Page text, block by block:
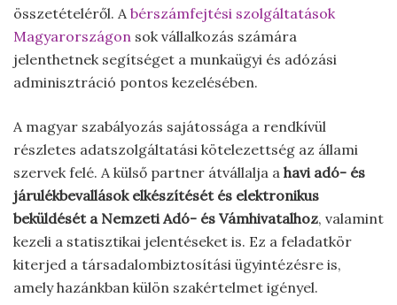
összetételéről. A bérszámfejtési szolgáltatások
Magyarországon sok vállalkozás számára
jelenthetnek segítséget a munkaügyi és adózási
adminisztráció pontos kezelésében.
A magyar szabályozás sajátossága a rendkívül
részletes adatszolgáltatási kötelezettség az állami
szervek felé. A külső partner átvállalja a havi adó- és
járulékbevallások elkészítését és elektronikus
beküldését a Nemzeti Adó- és Vámhivatalhoz, valamint
kezeli a statisztikai jelentéseket is. Ez a feladatkör
kiterjed a társadalombiztosítási ügyintézésre is,
amely hazánkban külön szakértelmet igényel.